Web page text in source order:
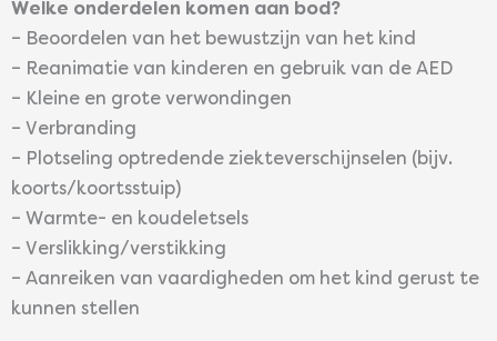
Welke onderdelen komen aan bod?
– Beoordelen van het bewustzijn van het kind
– Reanimatie van kinderen en gebruik van de AED
– Kleine en grote verwondingen
– Verbranding
– Plotseling optredende ziekteverschijnselen (bijv.
koorts/koortsstuip)
– Warmte- en koudeletsels
– Verslikking/verstikking
– Aanreiken van vaardigheden om het kind gerust te
kunnen stellen